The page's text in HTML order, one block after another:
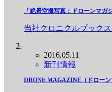
「絶景空撮写真：ドローンマ
当社クロニクルブック
2016.05.11
新刊情報
DRONE MAGAZINE（ドロー